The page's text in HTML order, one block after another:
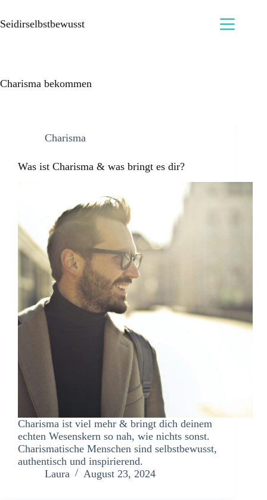
Seidirselbstbewusst
Charisma bekommen
Charisma
Was ist Charisma & was bringt es dir?
Charisma ist viel mehr & bringt dich deinem
echten Wesenskern so nah, wie nichts sonst.
Charismatische Menschen sind selbstbewusst,
authentisch und inspirierend.
Laura
August 23, 2024